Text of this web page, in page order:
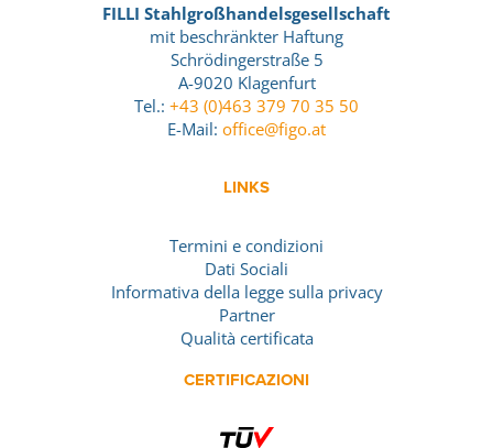
FILLI Stahlgroßhandelsgesellschaft
mit beschränkter Haftung
Schrödingerstraße 5
A-9020 Klagenfurt
Tel.: +43 (0)463 379 70 35 50
E-Mail: office@figo.at
LINKS
Termini e condizioni
Dati Sociali
Informativa della legge sulla privacy
Partner
Qualità certificata
CERTIFICAZIONI